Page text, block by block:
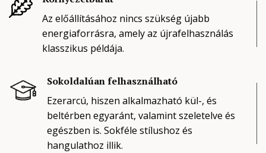
Az előállításához nincs szükség újabb
energiaforrásra, amely az újrafelhasználás
klasszikus példája.
Sokoldalúan felhasználható
Ezerarcú, hiszen alkalmazható kül-, és
beltérben egyaránt, valamint szeletelve és
egészben is. Sokféle stílushoz és
hangulathoz illik.